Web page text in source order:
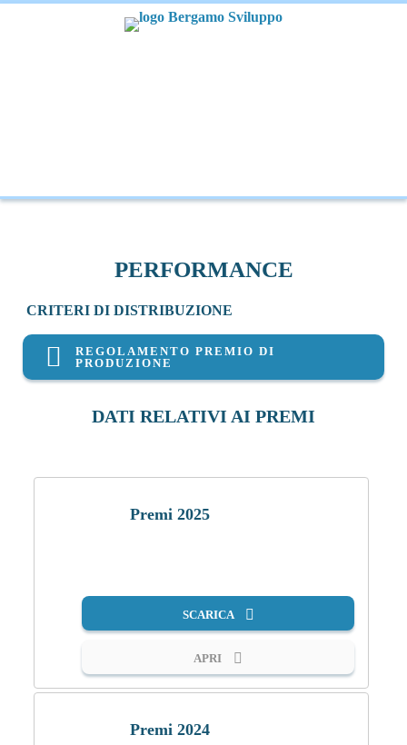
PERFORMANCE
CRITERI DI DISTRIBUZIONE
REGOLAMENTO PREMIO DI
PRODUZIONE
DATI RELATIVI AI PREMI
Premi 2025
SCARICA
APRI
Premi 2024